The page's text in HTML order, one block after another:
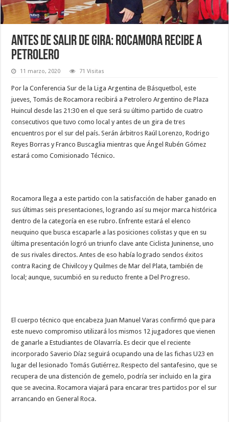
Antes de salir de gira: Rocamora recibe a
Petrolero
11 marzo, 2020 71 Visitas
Por la Conferencia Sur de la Liga Argentina de Básquetbol, este
jueves, Tomás de Rocamora recibirá a Petrolero Argentino de Plaza
Huincul desde las 21:30 en el que será su último partido de cuatro
consecutivos que tuvo como local y antes de un gira de tres
encuentros por el sur del país. Serán árbitros Raúl Lorenzo, Rodrigo
Reyes Borras y Franco Buscaglia mientras que Ángel Rubén Gómez
estará como Comisionado Técnico.
Rocamora llega a este partido con la satisfacción de haber ganado en
sus últimas seis presentaciones, logrando así su mejor marca histórica
dentro de la categoría en ese rubro. Enfrente estará el elenco
neuquino que busca escaparle a las posiciones colistas y que en su
última presentación logró un triunfo clave ante Ciclista Juninense, uno
de sus rivales directos. Antes de eso había logrado sendos éxitos
contra Racing de Chivilcoy y Quilmes de Mar del Plata, también de
local; aunque, sucumbió en su reducto frente a Del Progreso.
El cuerpo técnico que encabeza Juan Manuel Varas confirmó que para
este nuevo compromiso utilizará los mismos 12 jugadores que vienen
de ganarle a Estudiantes de Olavarría. Es decir que el reciente
incorporado Saverio Díaz seguirá ocupando una de las fichas U23 en
lugar del lesionado Tomás Gutiérrez. Respecto del santafesino, que se
recupera de una distención de gemelo, podría ser incluido en la gira
que se avecina. Rocamora viajará para encarar tres partidos por el sur
arrancando en General Roca.